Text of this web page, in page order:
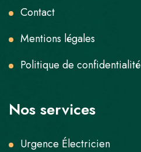
Contact
Mentions légales
Politique de confidentialité
Nos services
Urgence Électricien